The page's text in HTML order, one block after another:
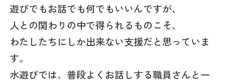
遊びでもお話でも何でもいいんですが、
人との関わりの中で得られるものこそ、
わたしたちにしか出来ない支援だと思っていま
す。
水遊びでは、普段よくお話しする職員さんと一